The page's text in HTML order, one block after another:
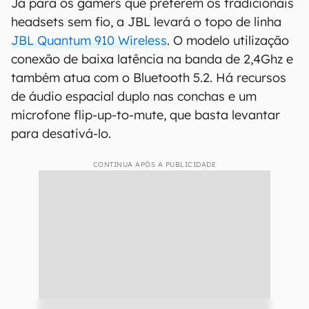
headsets sem fio, a JBL levará o topo de linha
JBL Quantum 910 Wireless. O modelo utilização
conexão de baixa latência na banda de 2,4Ghz e
também atua com o Bluetooth 5.2. Há recursos
de áudio espacial duplo nas conchas e um
microfone flip-up-to-mute, que basta levantar
para desativá-lo.
CONTINUA APÓS A PUBLICIDADE